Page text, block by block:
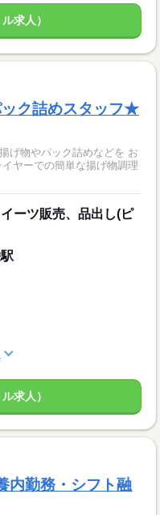
求人）
ク詰めスタッフ★
げ物やパック詰めなどを お
ヤーでの簡単な揚げ物調理
ーツ販売、品出し(ピ
求人）
内勤務・シフト融